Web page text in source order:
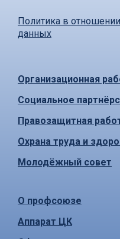
Политика в
данных
Организационная
Социальное
Правозащитная
Охрана труда и
Молодёжный совет
О профсоюзе
Аппарат ЦК